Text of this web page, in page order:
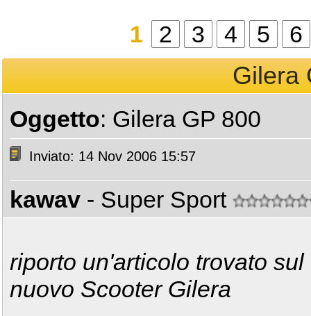
1 2 3 4 5 6
Gilera
Oggetto: Gilera GP 800
Inviato: 14 Nov 2006 15:57
kawav - Super Sport
riporto un'articolo trovato sul
nuovo Scooter Gilera